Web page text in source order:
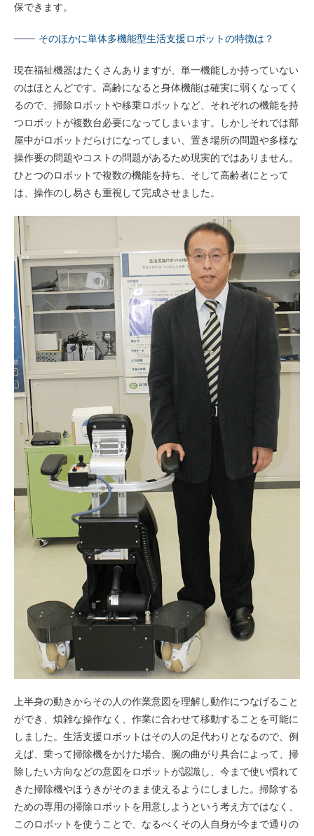
保できます。
そのほかに単体多機能型生活支援ロボットの特徴は？
現在福祉機器はたくさんありますが、単一機能しか持っていない
のはほとんどです。高齢になると身体機能は確実に弱くなってく
るので、掃除ロボットや移乗ロボットなど、それぞれの機能を持
つロボットが複数台必要になってしまいます。しかしそれでは部
屋中がロボットだらけになってしまい、置き場所の問題や多様な
操作要の問題やコストの問題があるため現実的ではありません。
ひとつのロボットで複数の機能を持ち、そして高齢者にとって
は、操作のし易さも重視して完成させました。
上半身の動きからその人の作業意図を理解し動作につなげること
ができ、煩雑な操作なく、作業に合わせて移動することを可能に
しました。生活支援ロボットはその人の足代わりとなるので、例
えば、乗って掃除機をかけた場合、腕の曲がり具合によって、掃
除したい方向などの意図をロボットが認識し、今まで使い慣れて
きた掃除機やほうきがそのまま使えるようにしました。掃除する
ための専用の掃除ロボットを用意しようという考え方ではなく、
このロボットを使うことで、なるべくその人自身が今まで通りの